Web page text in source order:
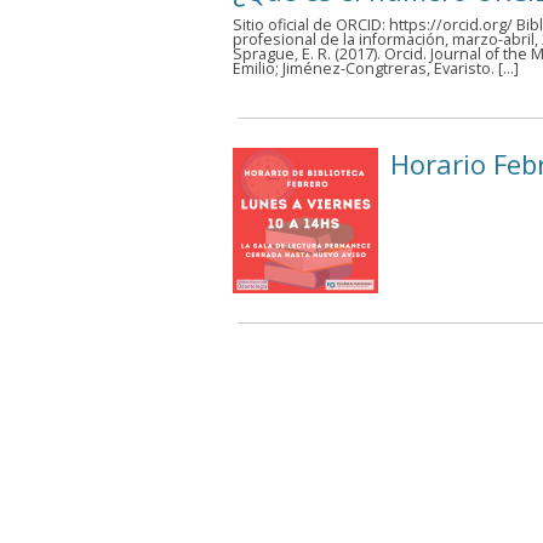
Sitio oficial de ORCID: https://orcid.org/
profesional de la información, marzo-
Sprague, E. R. (2017). Orcid. Journal of the
Emilio; Jiménez-Congtreras, Evaristo. […]
Horario